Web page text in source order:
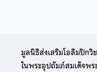
มูลนิธิส่งเสริมโอลิมปิก
ในพระอุปถัมภ์สมเด็จพ